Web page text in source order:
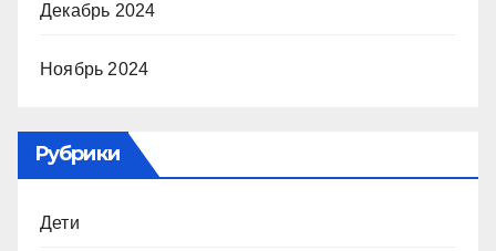
Декабрь 2024
Ноябрь 2024
Рубрики
Дети